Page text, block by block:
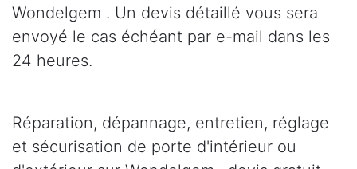
Wondelgem . Un devis détaillé vous sera
envoyé le cas échéant par e-mail dans les
24 heures.
Réparation, dépannage, entretien, réglage
et sécurisation de porte d'intérieur ou